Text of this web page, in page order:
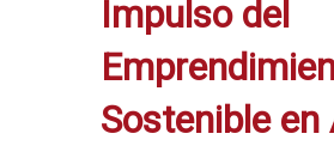
Impulso del
Sostenible